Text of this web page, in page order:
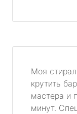
Моя
крутить
мастера и
минут.